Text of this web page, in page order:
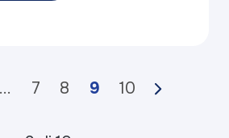
... 7 8 9 10